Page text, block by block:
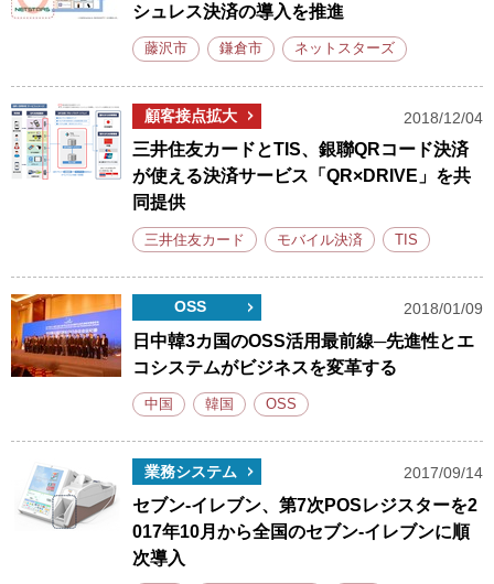
シュレス決済の導入を推進
藤沢市 鎌倉市 ネットスターズ
顧客接点拡大 2018/12/04
三井住友カードとTIS、銀聯QRコード決済
が使える決済サービス「QR×DRIVE」を共
同提供
三井住友カード モバイル決済 TIS
OSS 2018/01/09
日中韓3カ国のOSS活用最前線─先進性とエ
コシステムがビジネスを変革する
中国 韓国 OSS
業務システム 2017/09/14
セブン‐イレブン、第7次POSレジスターを2
017年10月から全国のセブン‐イレブンに順
次導入